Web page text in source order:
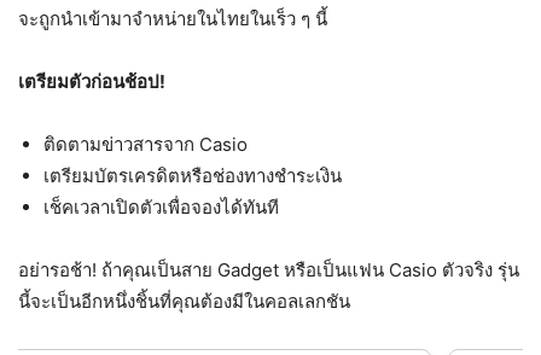
จะถูกนำเข้ามาจำหน่ายในไทยในเร็ว ๆ นี้
เตรียมตัวก่อนช้อป!
ติดตามข่าวสารจาก Casio
เตรียมบัตรเครดิตหรือช่องทางชำระเงิน
เช็คเวลาเปิดตัวเพื่อจองได้ทันที
อย่ารอช้า! ถ้าคุณเป็นสาย Gadget หรือเป็นแฟน Casio ตัวจริง รุ่น
นี้จะเป็นอีกหนึ่งชิ้นที่คุณต้องมีในคอลเลกชัน